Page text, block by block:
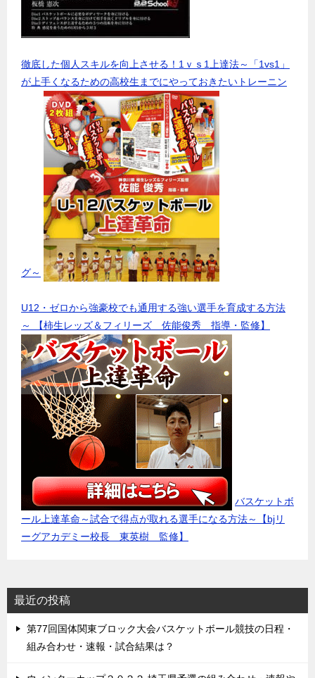
徹底した個人スキルを向上させる！1ｖｓ1上達法～「1vs1」
が上手くなるための高校生までにやっておきたいトレーニン
グ～
U12・ゼロから強豪校でも通用する強い選手を育成する方法
～ 【柿生レッズ＆フィリーズ 佐能俊秀 指導・監修】
バスケットボ
ール上達革命～試合で得点が取れる選手になる方法～【bjリ
ーグアカデミー校長 東英樹 監修】
最近の投稿
第77回国体関東ブロック大会バスケットボール競技の日程・
組み合わせ・速報・試合結果は？